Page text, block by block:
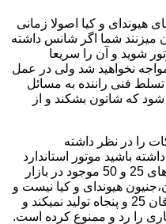
و کیا اصولا زمانی
میزنند شما اگر شانس داشته
شوید و آن را سریعا
نخواهید شد ولی در عمل
فنی راننده به مسائل
که شاتون بشکند و از
را در نظر داشته
باشید موتور استاندارد
تعمیر شود،باید تعویض گردد،یاتاقان های 25 و 50 موجود در بازار
هیوندای و کیا نیست و
اصولا این خودروساز به هیچ وجه یاتاقان 25 و پنجاه تولید نمیکند و
را رد و ممنوع کرده است.